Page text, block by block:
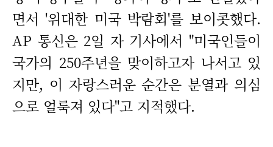
면서 '위대한 미국 박람회'를 보이콧했다.
AP 통신은 2일 자 기사에서 "미국인들이
국가의 250주년을 맞이하고자 나서고 있
지만, 이 자랑스러운 순간은 분열과 의심
으로 얼룩져 있다"고 지적했다.